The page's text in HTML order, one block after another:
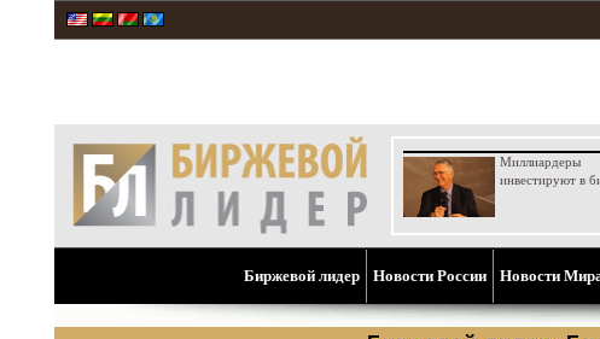
Миллиардеры
инвестируют в
Биржевой лидер Новости России Новости